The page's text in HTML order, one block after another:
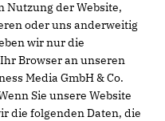
Nutzung der Website,
oder uns anderweitig
wir nur die
Browser an unseren
Media GmbH & Co.
Sie unsere Website
die folgenden Daten, die